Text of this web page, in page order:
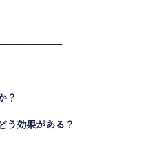
？
う効果がある？